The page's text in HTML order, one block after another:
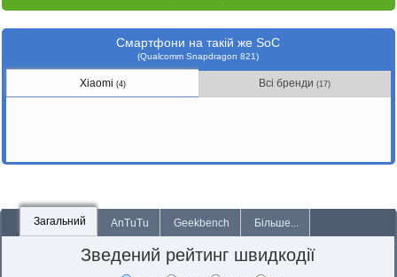
Смартфони на такій же SoC
(Qualcomm Snapdragon 821)
Xiaomi (4) Всі бренди(17)
Загальний AnTuTu Geekbench Більше...
Зведений рейтинг швидкодії